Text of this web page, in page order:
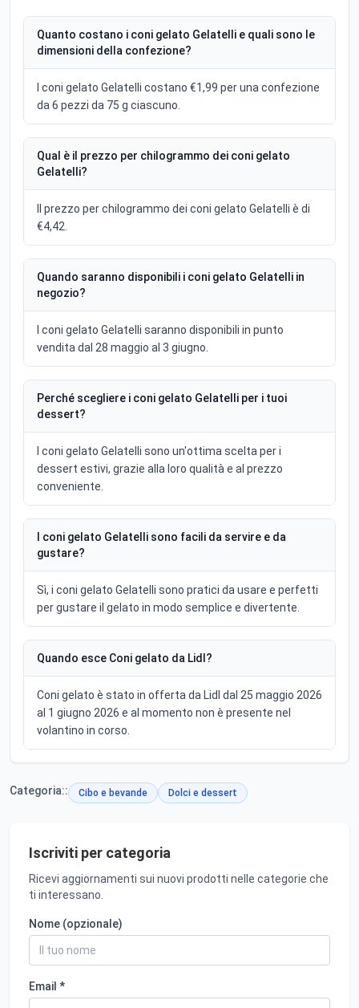
Quanto costano i coni gelato Gelatelli e quali sono le
dimensioni della confezione?
I coni gelato Gelatelli costano €1,99 per una confezione
da 6 pezzi da 75 g ciascuno.
Qual è il prezzo per chilogrammo dei coni gelato
Gelatelli?
Il prezzo per chilogrammo dei coni gelato Gelatelli è di
€4,42.
Quando saranno disponibili i coni gelato Gelatelli in
negozio?
I coni gelato Gelatelli saranno disponibili in punto
vendita dal 28 maggio al 3 giugno.
Perché scegliere i coni gelato Gelatelli per i tuoi
dessert?
I coni gelato Gelatelli sono un'ottima scelta per i
dessert estivi, grazie alla loro qualità e al prezzo
conveniente.
I coni gelato Gelatelli sono facili da servire e da
gustare?
Sì, i coni gelato Gelatelli sono pratici da usare e perfetti
per gustare il gelato in modo semplice e divertente.
Quando esce Coni gelato da Lidl?
Coni gelato è stato in offerta da Lidl dal 25 maggio 2026
al 1 giugno 2026 e al momento non è presente nel
volantino in corso.
Categoria:: Cibo e bevande Dolci e dessert
Iscriviti per categoria
Ricevi aggiornamenti sui nuovi prodotti nelle categorie che
ti interessano.
Nome (opzionale)
Email *